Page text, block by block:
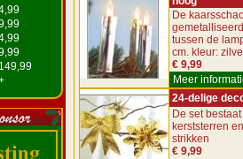
De
tussen de
cm. kleur:
€ 9,99
Meer
24-delige
De set
kerststerren
strikken
€ 9,99